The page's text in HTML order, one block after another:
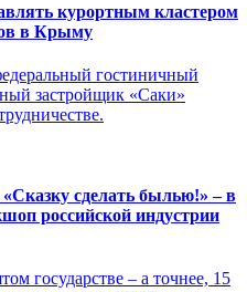
курортным кластером
в Крыму
гостиничный
застройщик «Саки»
сделать былью!» – в
российской индустрии
государстве – а точнее, 15